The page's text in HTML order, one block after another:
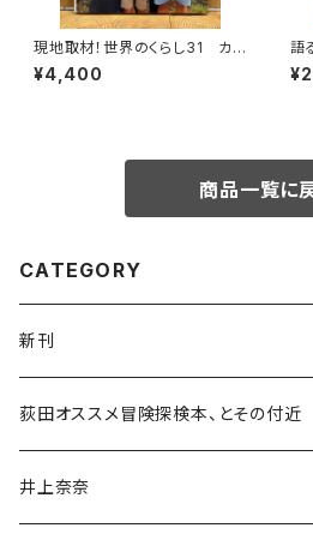
現地取材！世界のくらし31 カナ
ダ
¥4,400
語
商品一覧に
CATEGORY
新刊
和書
文学・小説・物語
荻田オススメ冒険探検本、とその付近
井上奈奈